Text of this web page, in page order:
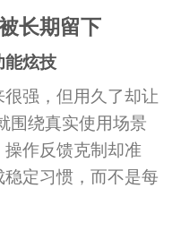
长期留下
能炫技
强，但用久了却让
围绕真实使用场景
作反馈克制却准
定习惯，而不是每